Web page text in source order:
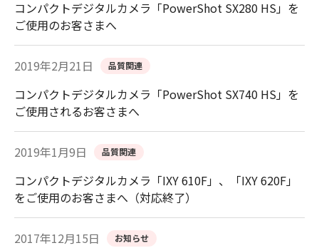
コンパクトデジタルカメラ「PowerShot SX280 HS」を
ご使用のお客さまへ
2019年2月21日 品質関連
コンパクトデジタルカメラ「PowerShot SX740 HS」を
ご使用されるお客さまへ
2019年1月9日 品質関連
コンパクトデジタルカメラ「IXY 610F」、「IXY 620F」
をご使用のお客さまへ（対応終了）
2017年12月15日 お知らせ